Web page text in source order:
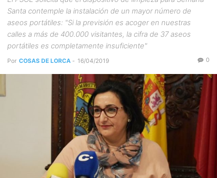
Santa contemple la instalación de un mayor número de
aseos portátiles: "Si la previsión es acoger en nuestras
calles a más de 400.000 visitantes, la cifra de 37 aseos
portátiles es completamente insuficiente"
Por COSAS DE LORCA - 16/04/2019 0